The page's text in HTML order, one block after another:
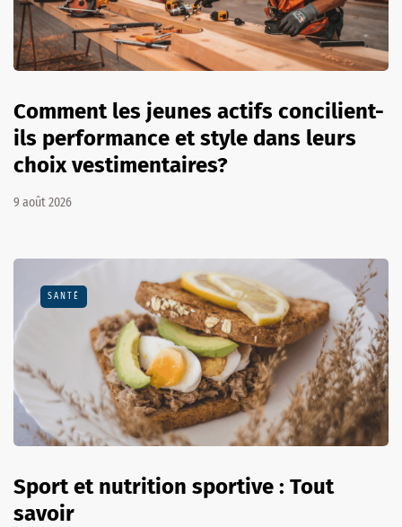
Comment les jeunes actifs concilient-
ils performance et style dans leurs
choix vestimentaires?
9 août 2026
SANTÉ
Sport et nutrition sportive : Tout
savoir